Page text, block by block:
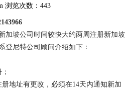
浏览次数：443
加坡公司时间较快大约两周注册新加坡
登尼特公司顾问介绍如下：
地址有更改，必须在14天内通知新加